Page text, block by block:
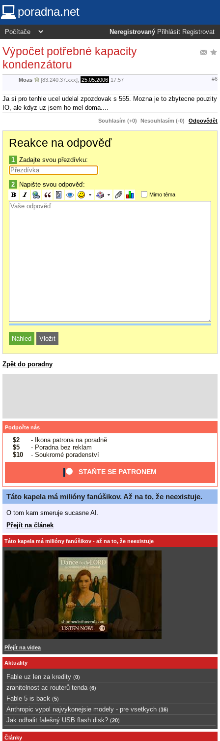
poradna.net
Neregistrovaný Přihlásit Registrovat
Výpočet potřebné kapacity
kondenzátoru
Moas [83.240.37.xxx], 25.05.2006 17:57 #6
Ja si pro tenhle ucel udelal zpozdovak s 555. Mozna je to zbytecne pouzity
IO, ale kdyz uz jsem ho mel doma....
Souhlasím (+0) Nesouhlasím (-0) Odpovědět
Reakce na odpověď
1 Zadajte svou přezdívku:
2 Napište svou odpověď:
Mimo téma
Zpět do poradny
Podpořte nás
$2
- Ikona patrona na poradně
$5
- Poradna bez reklam
$10
- Soukromé poradenství
STAŇTE SE PATRONEM
Táto kapela má milióny fanúšikov. Až na to, že neexistuje.
O tom kam smeruje sucasne AI.
Přejít na článek
Táto kapela má milióny fanúšikov - až na to, že neexistuje
Přejít na videa
Aktuality
Fable uz len za kredity (0)
zranitelnost ac routerů tenda (6)
Fable 5 is back (5)
Anthropic vypol najvykonejsie modely - pre vsetkych (16)
Jak odhalit falešný USB flash disk? (20)
Články